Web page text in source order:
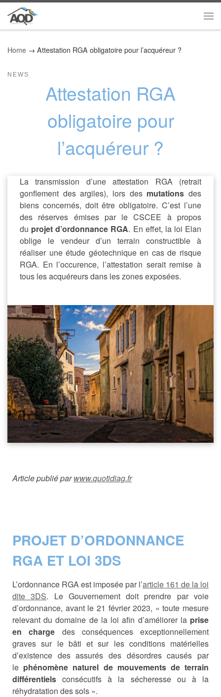
Skip to content
Home → Attestation RGA obligatoire pour l’acquéreur ?
NEWS
Attestation RGA
obligatoire pour
l’acquéreur ?
La transmission d’une attestation RGA (retrait
gonflement des argiles), lors des mutations des
biens concernés, doit être obligatoire. C’est l’une
des réserves émises par le CSCEE à propos
du projet d’ordonnance RGA. En effet, la loi Elan
oblige le vendeur d’un terrain constructible à
réaliser une étude géotechnique en cas de risque
RGA. En l’occurence, l’attestation serait remise à
tous les acquéreurs dans les zones exposées.
Article publié parwww.quotidiag.fr
PROJET D’ORDONNANCE
RGA ET LOI 3DS
L’ordonnance RGA est imposée par l’article 161 de la loi
dite 3DS. Le Gouvernement doit prendre par voie
d’ordonnance, avant le 21 février 2023, « toute mesure
relevant du domaine de la loi afin d’améliorer la prise
en charge des conséquences exceptionnellement
graves sur le bâti et sur les conditions matérielles
d’existence des assurés des désordres causés par
le phénomène naturel de mouvements de terrain
différentiels consécutifs à la sécheresse ou à la
réhydratation des sols ».